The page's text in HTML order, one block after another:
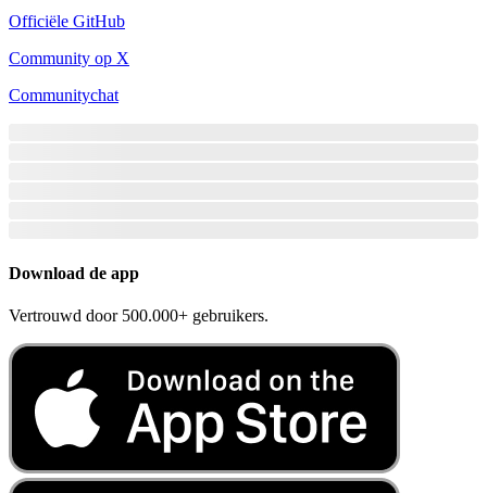
Officiële GitHub
Community op X
Communitychat
Download de app
Vertrouwd door 500.000+ gebruikers.